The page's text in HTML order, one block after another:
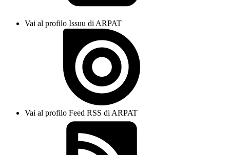
Vai al profilo Issuu di ARPAT
Vai al profilo Feed RSS di ARPAT